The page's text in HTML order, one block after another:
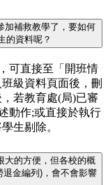
加補救教學了，要如何
的資料呢？
可直接至「開班情
級資料頁面後，刪
若教育處(局)已審
動作;或直接於執行
生剔除。
大的方便，但各校的概
金編列)，會不會影響